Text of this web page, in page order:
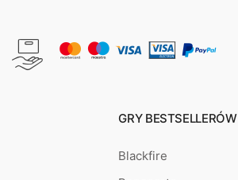
GRY BESTSELLERÓW
Blackfire